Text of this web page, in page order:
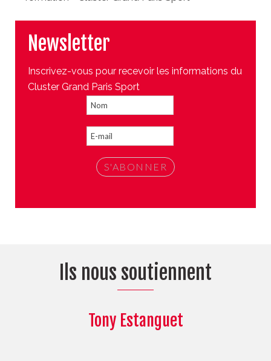
Newsletter
Inscrivez-vous pour recevoir les informations du
Cluster Grand Paris Sport
Ils nous soutiennent
Tony Estanguet